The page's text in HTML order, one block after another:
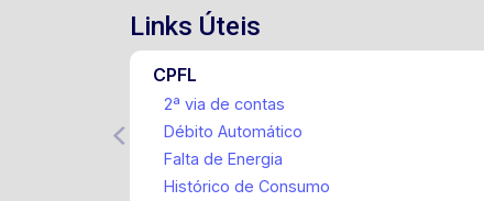
Links Úteis
CPFL
2ª via de contas
Débito Automático
Falta de Energia
Histórico de Consumo